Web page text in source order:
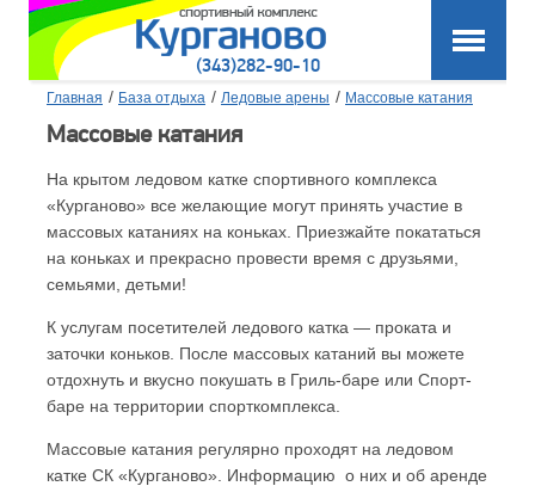
(343)282-90-10
Главная / База отдыха / Ледовые арены / Массовые катания
Массовые катания
На крытом ледовом катке спортивного комплекса
«Курганово» все желающие могут принять участие в
массовых катаниях на коньках. Приезжайте покататься
на коньках и прекрасно провести время с друзьями,
семьями, детьми!
К услугам посетителей ледового катка — проката и
заточки коньков. После массовых катаний вы можете
отдохнуть и вкусно покушать в Гриль-баре или Спорт-
баре на территории спорткомплекса.
Массовые катания регулярно проходят на ледовом
катке СК «Курганово». Информацию о них и об аренде